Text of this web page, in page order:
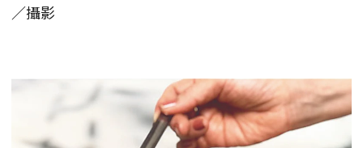
／攝影